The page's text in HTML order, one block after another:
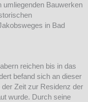
umliegenden Bauwerken
in Bad
reichen bis in das
befand sich an dieser
der Zeit zur Residenz der
wurde. Durch seine